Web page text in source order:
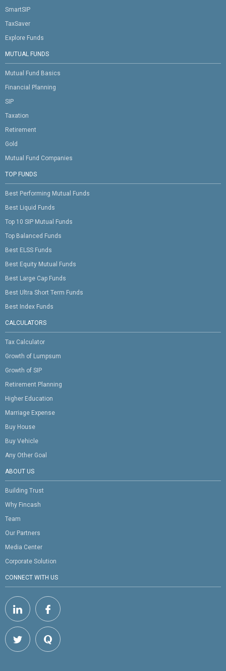
SmartSIP
TaxSaver
Explore Funds
MUTUAL FUNDS
Mutual Fund Basics
Financial Planning
SIP
Taxation
Retirement
Gold
Mutual Fund Companies
TOP FUNDS
Best Performing Mutual Funds
Best Liquid Funds
Top 10 SIP Mutual Funds
Top Balanced Funds
Best ELSS Funds
Best Equity Mutual Funds
Best Large Cap Funds
Best Ultra Short Term Funds
Best Index Funds
CALCULATORS
Tax Calculator
Growth of Lumpsum
Growth of SIP
Retirement Planning
Higher Education
Marriage Expense
Buy House
Buy Vehicle
Any Other Goal
ABOUT US
Building Trust
Why Fincash
Team
Our Partners
Media Center
Corporate Solution
CONNECT WITH US